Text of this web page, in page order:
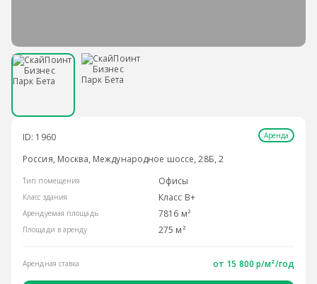
ID: 1960 Аренда
Россия, Москва, Международное шоссе, 28Б, 2
Тип помещения Офисы
Класс здания Класс B+
Арендуемая площадь 7816 м²
Площади в аренду 275 м²
Арендная ставка от 15 800 р/м²/год